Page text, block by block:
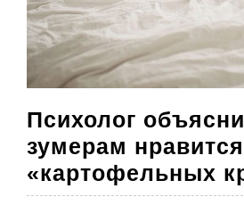
Психолог
зумерам
«картофельных